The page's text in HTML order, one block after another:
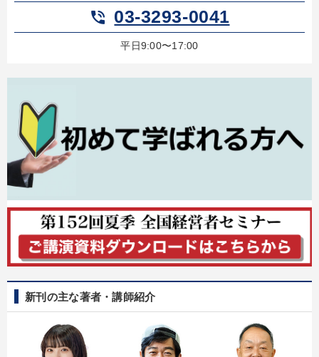
phone_in_talk 03-3293-0041
平日9:00〜17:00
新刊の主な著者・講師紹介